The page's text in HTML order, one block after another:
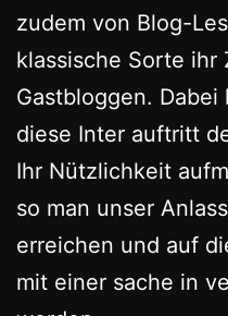
zudem von Blog-
klassische Sorte ihr
Gastbloggen.
diese Inter auftritt
Ihr Nützlichkeit
so man unser
erreichen und auf
mit einer sache in